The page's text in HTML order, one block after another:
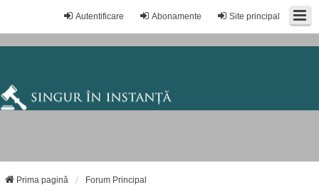
Site principal
Abonamente
Autentificare
Prima pagină Forum Principal